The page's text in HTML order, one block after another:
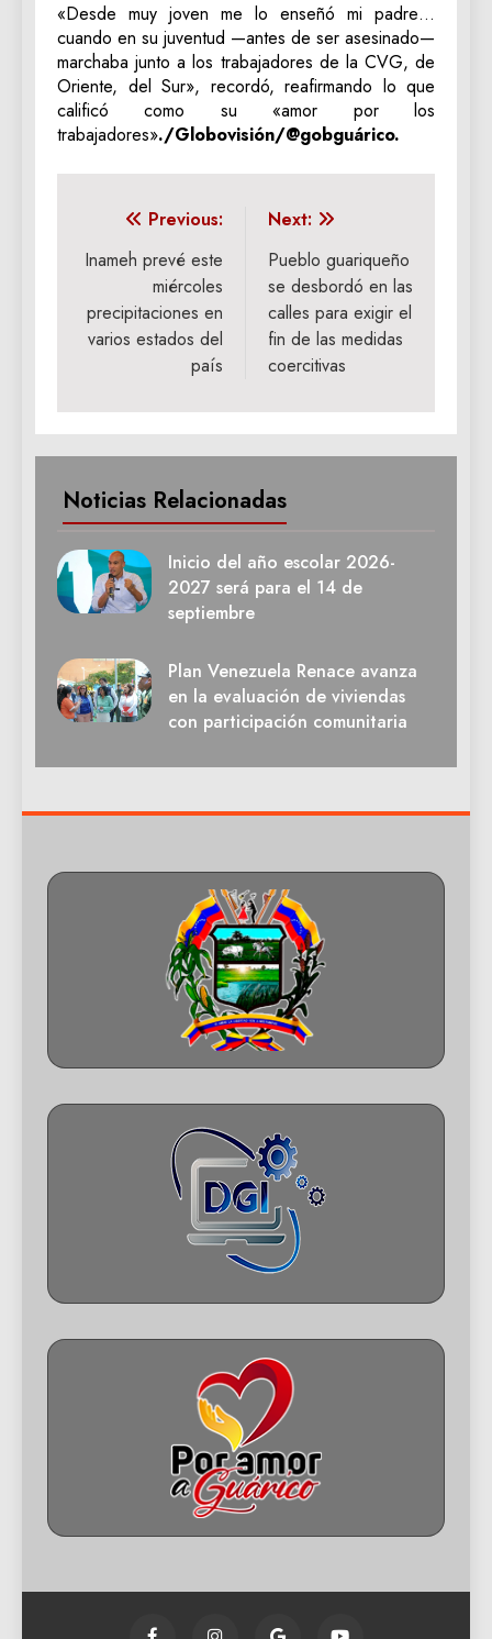
«Desde muy joven me lo enseñó mi padre…
cuando en su juventud —antes de ser asesinado—
marchaba junto a los trabajadores de la CVG, de
Oriente, del Sur», recordó, reafirmando lo que
calificó como su «amor por los
trabajadores»./Globovisión/@gobguárico.
Navegación
de
entradas
Previous:
Inameh prevé este
miércoles
precipitaciones en
varios estados del
país
Next:
Pueblo guariqueño
se desbordó en las
calles para exigir el
fin de las medidas
coercitivas
Noticias Relacionadas
Inicio del año escolar 2026-
2027 será para el 14 de
septiembre
Plan Venezuela Renace avanza
en la evaluación de viviendas
con participación comunitaria